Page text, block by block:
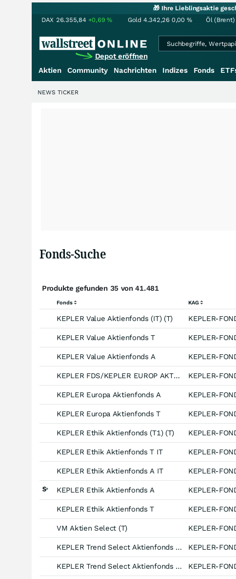
🎁 Ihre Lieblingsaktie
DAX 26.355,84 +0,69% Gold 4.342,26 0,00 % Öl (Brent)
Depot eröffnen
Aktien Community Nachrichten Indizes Fonds
NEWS TICKER
Fonds-Suche
Produkte gefunden 35 von 41.481
Fonds KAG
KEPLER Value Aktienfonds (IT) (T) KEPLER-
KEPLER Value Aktienfonds T KEPLER-
KEPLER Value Aktienfonds A KEPLER-
KEPLER FDS/KEPLER EUROP AKTFDS IT T KEPLER-
KEPLER Europa Aktienfonds A KEPLER-
KEPLER Europa Aktienfonds T KEPLER-
KEPLER Ethik Aktienfonds (T1) (T) KEPLER-
KEPLER Ethik Aktienfonds T IT KEPLER-
KEPLER Ethik Aktienfonds A IT KEPLER-
KEPLER Ethik Aktienfonds A KEPLER-
KEPLER Ethik Aktienfonds T KEPLER-
VM Aktien Select (T) KEPLER-
KEPLER Trend Select Aktienfonds (T) KEPLER-
KEPLER Trend Select Aktienfonds (A) KEPLER-